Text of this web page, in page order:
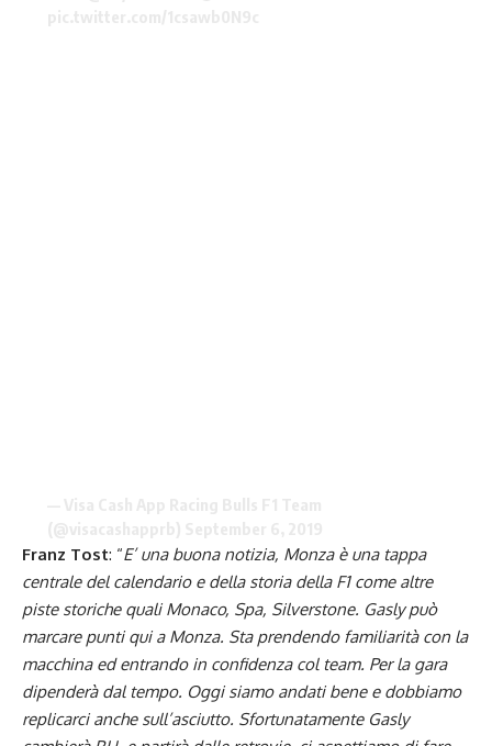
Franz Tost: “E’ una buona notizia, Monza è una tappa
centrale del calendario e della storia della F1 come altre
piste storiche quali Monaco, Spa, Silverstone. Gasly può
marcare punti qui a Monza. Sta prendendo familiarità con la
macchina ed entrando in confidenza col team. Per la gara
dipenderà dal tempo. Oggi siamo andati bene e dobbiamo
replicarci anche sull’asciutto. Sfortunatamente Gasly